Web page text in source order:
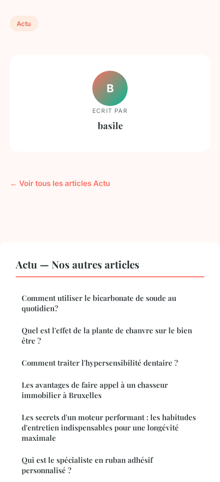
Actu
B
ECRIT PAR
basile
← Voir tous les articles Actu
Actu — Nos autres articles
Comment utiliser le bicarbonate de soude au
quotidien?
Quel est l'effet de la plante de chanvre sur le bien
être ?
Comment traiter l'hypersensibilité dentaire ?
Les avantages de faire appel à un chasseur
immobilier à Bruxelles
Les secrets d'un moteur performant : les habitudes
d'entretien indispensables pour une longévité
maximale
Qui est le spécialiste en ruban adhésif
personnalisé ?